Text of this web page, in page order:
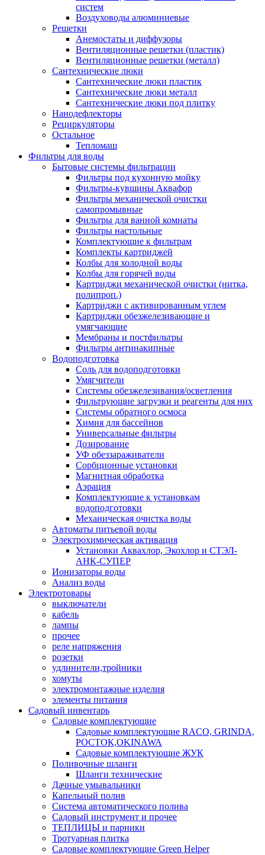
систем
Воздуховоды алюминиевые
Решетки
Анемостаты и диффузоры
Вентиляционные решетки (пластик)
Вентиляционные решетки (металл)
Сантехнические люки
Сантехнические люки пластик
Сантехнические люки металл
Сантехнические люки под плитку
Нанодефлекторы
Рециркуляторы
Остальное
Тепломаш
Фильтры для воды
Бытовые системы фильтрации
Фильтры под кухонную мойку
Фильтры-кувшины Аквафор
Фильтры механической очистки
самопромывные
Фильтры для ванной комнаты
Фильтры настольные
Комплектующие к фильтрам
Комплекты картриджей
Колбы для холодной воды
Колбы для горячей воды
Картриджи механической очистки (нитка,
полипроп.)
Картриджи с активированным углем
Картриджи обезжелезивающие и
умягчающие
Мембраны и постфильтры
Фильтры антинакипные
Водоподготовка
Соль для водоподготовки
Умягчители
Системы обезжелезивания/осветления
Фильтрующие загрузки и реагенты для них
Системы обратного осмоса
Химия для бассейнов
Универсальные фильтры
Дозирование
УФ обеззараживатели
Сорбционные установки
Магнитная обработка
Аэрация
Комплектующие к установкам
водоподготовки
Механическая очистка воды
Автоматы питьевой воды
Электрохимическая активация
Установки Аквахлор, Экохлор и СТЭЛ-
АНК-СУПЕР
Ионизаторы воды
Анализ воды
Электротовары
выключатели
кабель
лампы
прочее
реле напряжения
розетки
удлинители,тройники
хомуты
электромонтажные изделия
элементы питания
Садовый инвентарь
Садовые комплектующие
Садовые комплектующие RACO, GRINDA,
РОСТОК,OKINAWA
Садовые комплектующие ЖУК
Поливочные шланги
Шланги технические
Дачные умывальники
Капельный полив
Система автоматического полива
Садовый инструмент и прочее
ТЕПЛИЦЫ и парники
Тротуарная плитка
Садовые комплектующие Green Helper